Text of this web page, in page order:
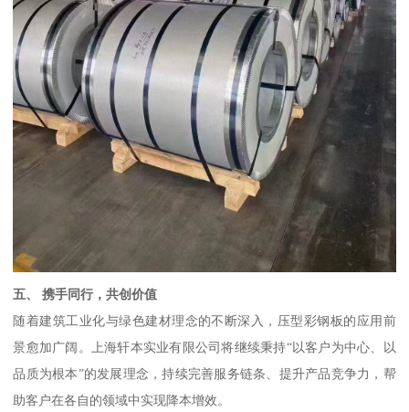
五、 携手同行，共创价值
随着建筑工业化与绿色建材理念的不断深入，压型彩钢板的应用前
景愈加广阔。上海轩本实业有限公司将继续秉持“以客户为中心、以
品质为根本”的发展理念，持续完善服务链条、提升产品竞争力，帮
助客户在各自的领域中实现降本增效。